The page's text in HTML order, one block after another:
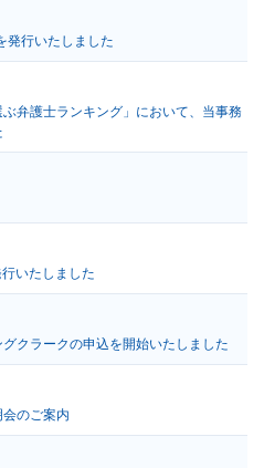
発行いたしました
弁護士ランキング」において、当事務
いたしました
クラークの申込を開始いたしました
のご案内